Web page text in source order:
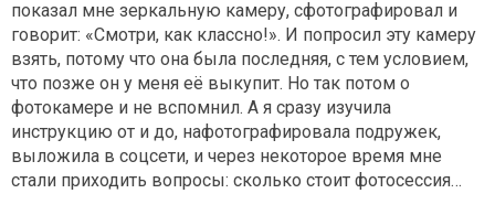
показал мне зеркальную камеру, сфотографировал и
говорит: «Смотри, как классно!». И попросил эту камеру
взять, потому что она была последняя, с тем условием,
что позже он у меня её выкупит. Но так потом о
фотокамере и не вспомнил. А я сразу изучила
инструкцию от и до, нафотографировала подружек,
выложила в соцсети, и через некоторое время мне
стали приходить вопросы: сколько стоит фотосессия…